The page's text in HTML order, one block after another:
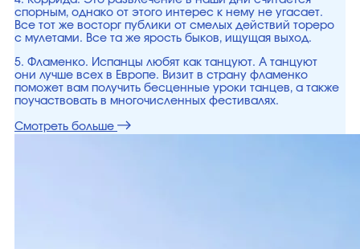
спорным, однако от этого интерес к нему не угасает.
Все тот же восторг публики от смелых действий тореро
с мулетами. Все та же ярость быков, ищущая выход.
5. Фламенко. Испанцы любят как танцуют. А танцуют
они лучше всех в Европе. Визит в страну фламенко
поможет вам получить бесценные уроки танцев, а также
поучаствовать в многочисленных фестивалях.
Смотреть больше